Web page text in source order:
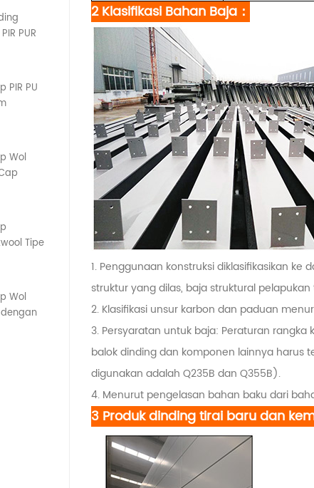
PUR
PIR PU
Wol
Tipe
Wol
2 Klasifikasi Bahan Baja：
1. Penggunaan konstruksi diklasifikasikan
struktur yang dilas, baja struktural
2. Klasifikasi unsur karbon dan paduan
3. Persyaratan untuk baja: Peraturan
balok dinding dan komponen lainnya harus
digunakan adalah Q235B dan Q355B).
4. Menurut pengelasan bahan baku dari
3 Produk dinding tirai baru dan